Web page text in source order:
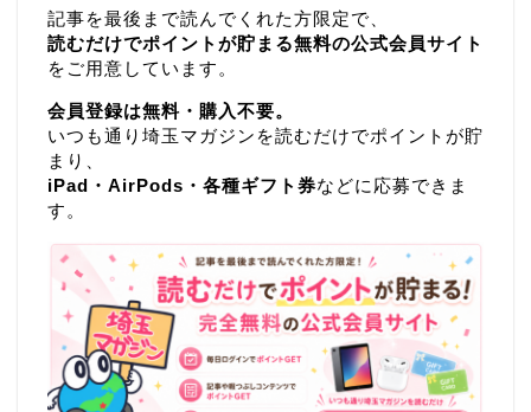
記事を最後まで読んでくれた方限定で、
読むだけでポイントが貯まる無料の公式会員サイト
をご用意しています。
会員登録は無料・購入不要。
いつも通り埼玉マガジンを読むだけでポイントが貯
まり、
iPad・AirPods・各種ギフト券などに応募できま
す。